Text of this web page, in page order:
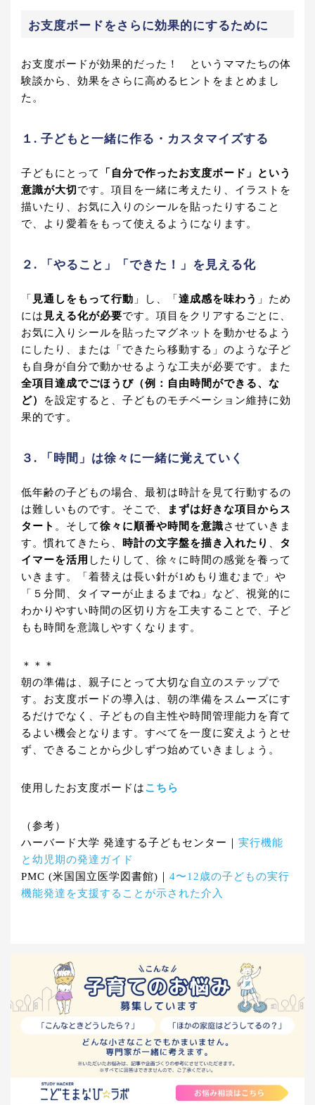
お支度ボードをさらに効果的にするために
お支度ボードが効果的だった！ というママたちの体
験談から、効果をさらに高めるヒントをまとめまし
た。
１. 子どもと一緒に作る・カスタマイズする
子どもにとって
「自分で作ったお支度ボード」という
意識が大切 です。項目を一緒に考えたり、イラストを
描いたり、お気に入りのシールを貼ったりすること
で、より愛着をもって使えるようになります。
２. 「やること」「できた！」を見える化
「 見通しをもって行動 」し、「 達成感を味わう 」ため
には 見える化が必要です。項目をクリアするごとに、
お気に入りシールを貼ったマグネットを動かせるよう
にしたり、または「できたら移動する」のような子ど
も自身が自分で動かせるような工夫が必要です。また
全項目達成でごほうび（例：自由時間ができる、な
ど）
を設定すると、子どものモチベーション維持に効
果的です。
３. 「時間」は徐々に一緒に覚えていく
低年齢の子どもの場合、最初は時計を見て行動するの
は難しいものです。そこで、
まずは好きな項目からス
タート 。そして徐々に順番や時間を意識させていきま
す。慣れてきたら、
時計の文字盤を描き入れたり
タ
イマーを活用 したりして、徐々に時間の感覚を養って
いきます。「着替えは長い針が1めもり進むまで」や
「５分間、タイマーが止まるまでね」など、視覚的に
わかりやすい時間の区切り方を工夫することで、子ど
もも時間を意識しやすくなります。
＊＊＊
朝の準備は、親子にとって大切な自立のステップで
す。お支度ボードの導入は、朝の準備をスムーズにす
るだけでなく、子どもの自主性や時間管理能力を育て
るよい機会となります。すべてを一度に変えようとせ
ず、できることから少しずつ始めていきましょう。
使用したお支度ボードはこちら
（参考）
ハーバード大学 発達する子どもセンター｜ 実行機能
と幼児期の発達ガイド
PMC (米国国立医学図書館)｜ 4〜12歳の子どもの実行
機能発達を支援することが示された介入